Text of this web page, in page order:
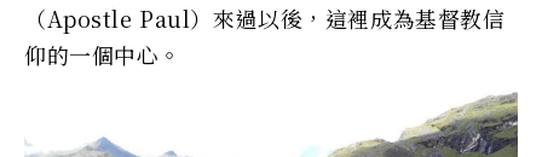
（Apostle Paul）來過以後，這裡成為基督教信
仰的一個中心。